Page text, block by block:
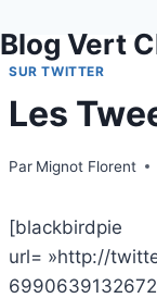
au
contenu
Blog Vert
SUR TWITTER
Les
Par Mignot Florent
[blackbirdpie
url= »http://